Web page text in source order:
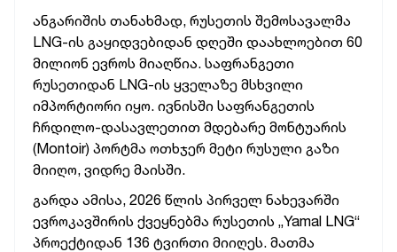
ანგარიშის თანახმად, რუსეთის შემოსავალმა
LNG-ის გაყიდვებიდან დღეში დაახლოებით 60
მილიონ ევროს მიაღწია. საფრანგეთი
რუსეთიდან LNG-ის ყველაზე მსხვილი
იმპორტიორი იყო. ივნისში საფრანგეთის
ჩრდილო-დასავლეთით მდებარე მონტუარის
(Montoir) პორტმა ოთხჯერ მეტი რუსული გაზი
მიიღო, ვიდრე მაისში.
გარდა ამისა, 2026 წლის პირველ ნახევარში
ევროკავშირის ქვეყნებმა რუსეთის „Yamal LNG“
პროექტიდან 136 ტვირთი მიიღეს. მათმა